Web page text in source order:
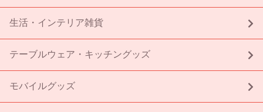
生活・インテリア雑貨
テーブルウェア・キッチングッズ
モバイルグッズ